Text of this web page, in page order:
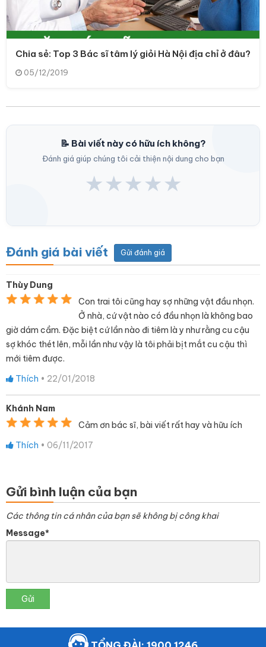
Chia sẻ: Top 3 Bác sĩ tâm lý giỏi Hà Nội địa chỉ ở đâu?
05/12/2019
📝 Bài viết này có hữu ích không?
Đánh giá giúp chúng tôi cải thiện nội dung cho bạn
★★★★★
Đánh giá bài viết Gửi đánh giá
Thùy Dung
Con trai tôi cũng hay sợ những vật đầu nhọn.
Ở nhà, cứ vật nào có đầu nhọn là không bao
giờ dám cầm. Đặc biệt cứ lần nào đi tiêm là y như rằng cu cậu
sợ khóc thét lên, mỗi lần như vậy là tôi phải bịt mắt cu cậu thì
mới tiêm được.
Thích • 22/01/2018
Khánh Nam
Cảm ơn bác sĩ, bài viết rất hay và hữu ích
Thích • 06/11/2017
Gửi bình luận của bạn
Các thông tin cá nhân của bạn sẽ không bị công khai
Message*
Gửi